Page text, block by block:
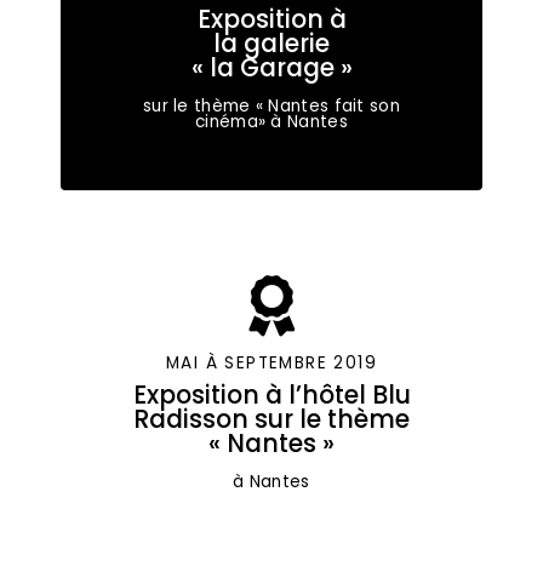
Exposition à
la galerie
« la Garage »
sur le thème « Nantes fait son
cinéma» à Nantes
MAI À SEPTEMBRE 2019
Exposition à l’hôtel Blu
Radisson sur le thème
« Nantes »
à Nantes